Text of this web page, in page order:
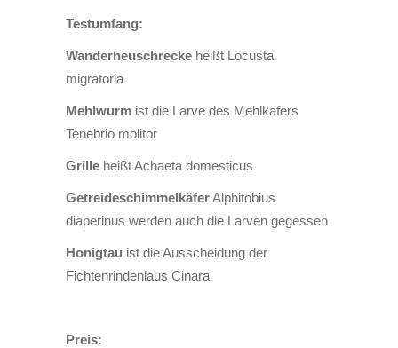
Testumfang:
Wanderheuschrecke heißt Locusta
migratoria
Mehlwurm ist die Larve des Mehlkäfers
Tenebrio molitor
Grille heißt Achaeta domesticus
GetreideschimmelkäferAlphitobius
diaperinus werden auch die Larven gegessen
Honigtau ist die Ausscheidung der
Fichtenrindenlaus Cinara
Preis: